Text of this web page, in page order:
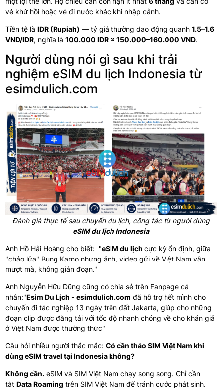
vé khứ hồi hoặc vé đi nước khác khi nhập cảnh.
Tiền tệ là IDR (Rupiah) — tỷ giá thường dao động quanh 1.5–1.6
VND/IDR, nghĩa là 100.000 IDR ≈ 150.000–160.000 VND.
Người dùng nói gì sau khi trải
nghiệm eSIM du lịch Indonesia từ
esimdulich.com
Đánh giá thực tế sau chuyến du lịch, công tác từ người dùng
eSIM du lịch Indonesia
Anh Hồ Hải Hoàng cho biết: "eSIM du lịch cực kỳ ổn định, giữa
"chảo lửa" Bung Karno nhưng ảnh, video gửi về Việt Nam vẫn
mượt mà, không gián đoạn."
Anh Nguyễn Hữu Dũng cũng có chia sẻ trên Fanpage cá
nhân:"Esim Du Lịch - esimdulich.com đã hỗ trợ hết mình cho
chuyến đi tác nghiệp 13 ngày trên đất Jakarta, giúp cho những
đoạn clip được đăng tải với tốc độ nhanh chóng về cho khán giả
ở Việt Nam được thưởng thức"
Câu hỏi nhiều người thắc mắc: Có cần tháo SIM Việt Nam khi
dùng eSIM travel tại Indonesia không?
Không cần. eSIM và SIM Việt Nam chạy song song. Chỉ cần
tắt Data Roaming trên SIM Việt Nam để tránh cước phát sinh.